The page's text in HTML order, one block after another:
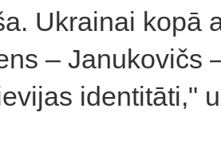
Ukrainai kopā
– Janukovičs
identitāti,"